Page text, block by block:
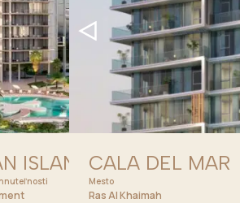
ISLANDCALA DEL MAR
Mesto
Ras Al Khaimah